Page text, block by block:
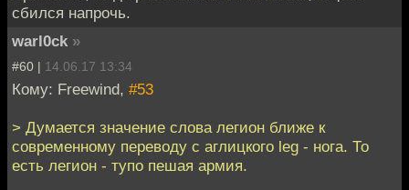
сбился напрочь.
warl0ck »
#60 | 14.06.17 13:34
Кому: Freewind, #53
> Думается значение слова легион ближе к
современному переводу с аглицкого leg - нога. То
есть легион - тупо пешая армия.